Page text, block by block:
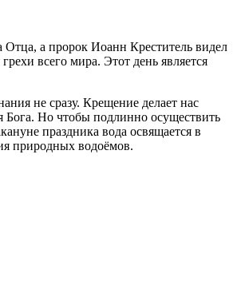
Отца, а пророк Иоанн Креститель видел
всего мира. Этот день является
не сразу. Крещение делает нас
Бога. Но чтобы подлинно осуществить
праздника вода освящается в
природных водоёмов.